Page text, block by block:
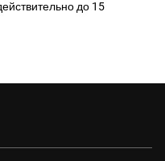
до 15